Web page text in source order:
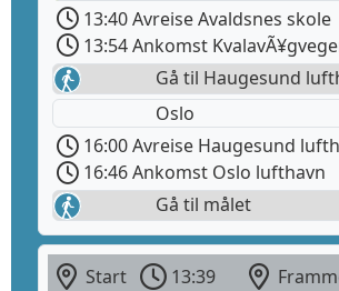
13:40 Avreise Avaldsnes skole
13:54 Ankomst
Gå til Haugesund
Oslo
16:00 Avreise Haugesund
16:46 Ankomst Oslo lufthavn
Gå til målet
Start 13:39